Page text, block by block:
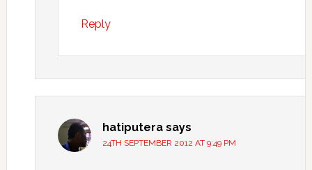
Reply
hatiputera says
24TH SEPTEMBER 2012 AT 9:49 PM